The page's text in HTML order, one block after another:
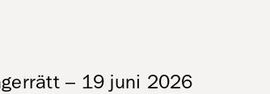
– 19 juni 2026